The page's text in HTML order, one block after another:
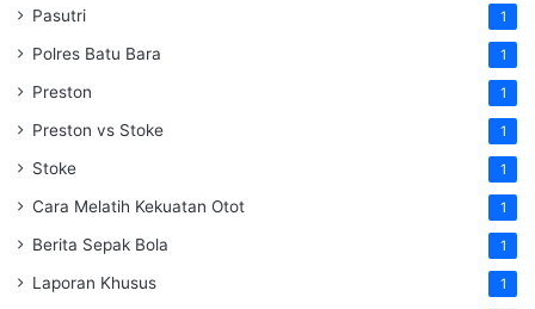
Pasutri 1
Polres Batu Bara 1
Preston 1
Preston vs Stoke 1
Stoke 1
Cara Melatih Kekuatan Otot 1
Berita Sepak Bola 1
Laporan Khusus 1